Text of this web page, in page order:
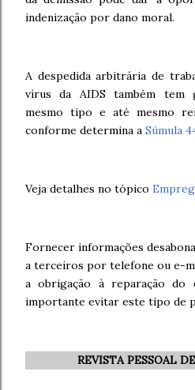
indenização por dano moral.
A despedida arbitrária de
vírus da AIDS também tem
mesmo tipo e até mesmo
conforme determina a Súmula
Veja detalhes no tópico
Fornecer informações
a terceiros por telefone ou e-
a obrigação à reparação
importante evitar este tipo de
REVISTA PESSOAL